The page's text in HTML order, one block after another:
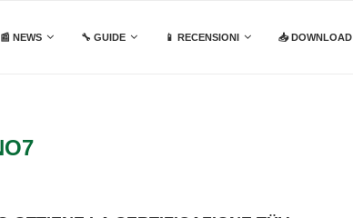
📰 NEWS 🔧 GUIDE 📱 RECENSIONI 📥 DOWNLOAD